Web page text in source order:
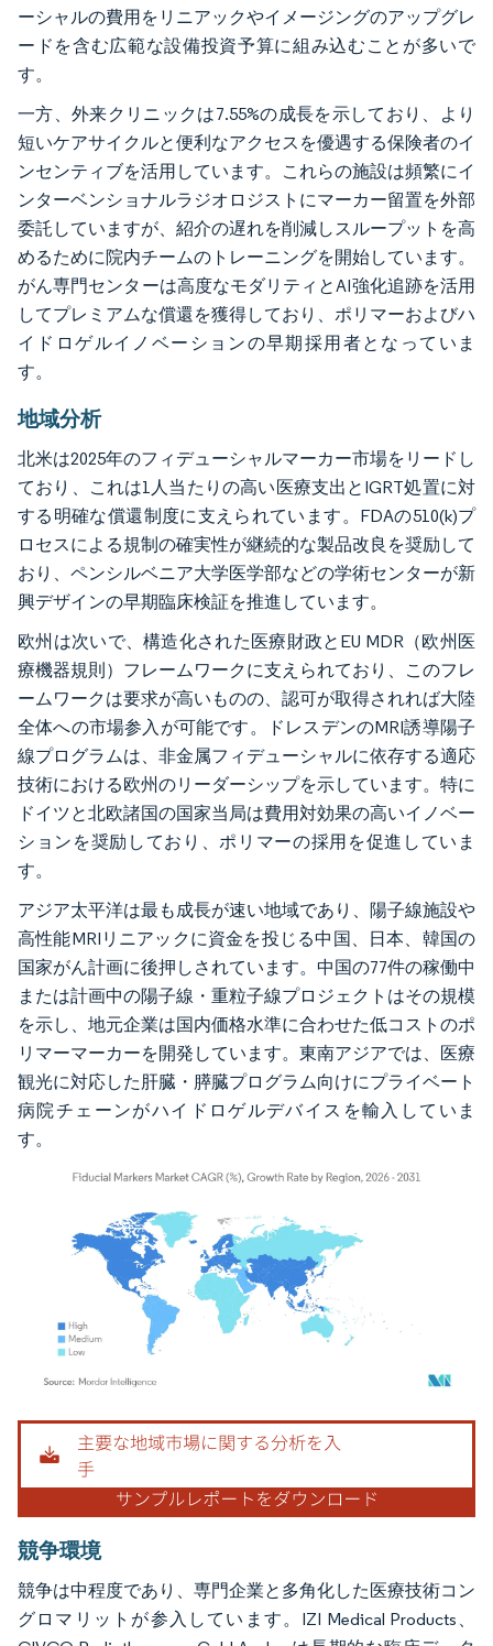
ーシャルの費用をリニアックやイメージングのアップグレ
ードを含む広範な設備投資予算に組み込むことが多いで
す。
一方、外来クリニックは7.55%の成長を示しており、より
短いケアサイクルと便利なアクセスを優遇する保険者のイ
ンセンティブを活用しています。これらの施設は頻繁にイ
ンターベンショナルラジオロジストにマーカー留置を外部
委託していますが、紹介の遅れを削減しスループットを高
めるために院内チームのトレーニングを開始しています。
がん専門センターは高度なモダリティとAI強化追跡を活用
してプレミアムな償還を獲得しており、ポリマーおよびハ
イドロゲルイノベーションの早期採用者となっていま
す。
地域分析
北米は2025年のフィデューシャルマーカー市場をリードし
ており、これは1人当たりの高い医療支出とIGRT処置に対
する明確な償還制度に支えられています。FDAの510(k)プ
ロセスによる規制の確実性が継続的な製品改良を奨励して
おり、ペンシルベニア大学医学部などの学術センターが新
興デザインの早期臨床検証を推進しています。
欧州は次いで、構造化された医療財政とEU MDR（欧州医
療機器規則）フレームワークに支えられており、このフレ
ームワークは要求が高いものの、認可が取得されれば大陸
全体への市場参入が可能です。ドレスデンのMRI誘導陽子
線プログラムは、非金属フィデューシャルに依存する適応
技術における欧州のリーダーシップを示しています。特に
ドイツと北欧諸国の国家当局は費用対効果の高いイノベー
ションを奨励しており、ポリマーの採用を促進していま
す。
アジア太平洋は最も成長が速い地域であり、陽子線施設や
高性能MRIリニアックに資金を投じる中国、日本、韓国の
国家がん計画に後押しされています。中国の77件の稼働中
または計画中の陽子線・重粒子線プロジェクトはその規模
を示し、地元企業は国内価格水準に合わせた低コストのポ
リマーマーカーを開発しています。東南アジアでは、医療
観光に対応した肝臓・膵臓プログラム向けにプライベート
病院チェーンがハイドロゲルデバイスを輸入していま
す。
画像 © Mordor Intelligence。再利用にはCC BY 4.0の表示が必要です。
競争環境
競争は中程度であり、専門企業と多角化した医療技術コン
グロマリットが参入しています。IZI Medical Products、